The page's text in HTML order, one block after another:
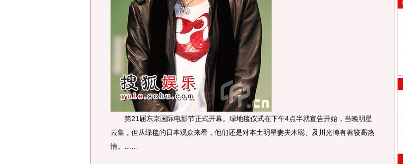
第21届东京国际电影节正式开幕。绿地毯仪式在下午4点半就宣告开始，当晚明星
云集，但从绿毯的日本观众来看，他们还是对本土明星妻夫木聪、及川光博有着较高热
情。……